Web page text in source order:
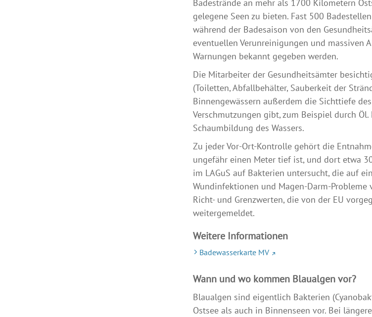
Badestrände an mehr als 1700 Kilometern
gelegene Seen zu bieten. Fast 500
während der Badesaison von den
eventuellen Verunreinigungen und massiven
Warnungen bekannt gegeben werden.
Die Mitarbeiter der Gesundheitsämter
(Toiletten, Abfallbehälter, Sauberkeit der
Binnengewässern außerdem die Sichttiefe
Verschmutzungen gibt, zum Beispiel durch
Schaumbildung des Wassers.
Zu jeder Vor-Ort-Kontrolle gehört die
ungefähr einen Meter tief ist, und dort etwa
im LAGuS auf Bakterien untersucht, die auf
Wundinfektionen und Magen-Darm-Probleme
Richt- und Grenzwerten, die von der EU
weitergemeldet.
Weitere Informationen
Badewasserkarte MV
Wann und wo kommen Blaualgen vor?
Blaualgen sind eigentlich Bakterien
Ostsee als auch in Binnenseen vor. Bei